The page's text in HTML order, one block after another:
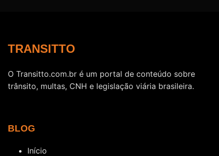
TRANSITTO
O Transitto.com.br é um portal de conteúdo sobre
trânsito, multas, CNH e legislação viária brasileira.
BLOG
Início